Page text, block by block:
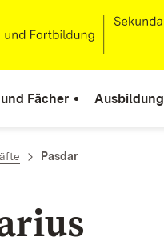
Fächer Ausbildung
Pasdar